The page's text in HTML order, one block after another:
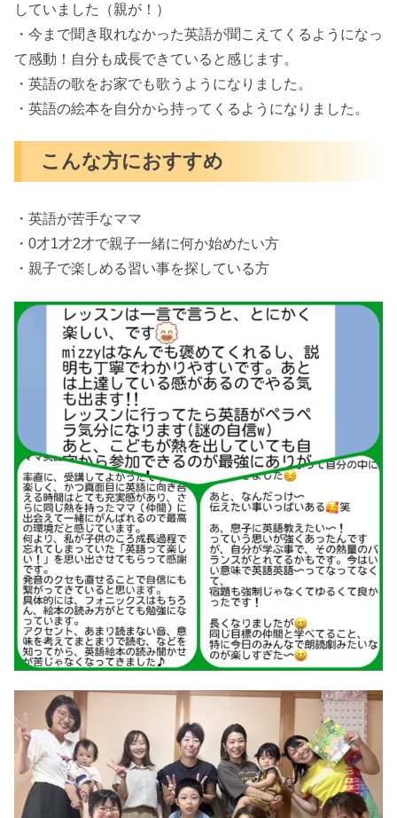
していました（親が！）
・今まで聞き取れなかった英語が聞こえてくるようになっ
て感動！自分も成長できていると感じます。
・英語の歌をお家でも歌うようになりました。
・英語の絵本を自分から持ってくるようになりました。
こんな方におすすめ
・英語が苦手なママ
・0才1才2才で親子一緒に何か始めたい方
・親子で楽しめる習い事を探している方